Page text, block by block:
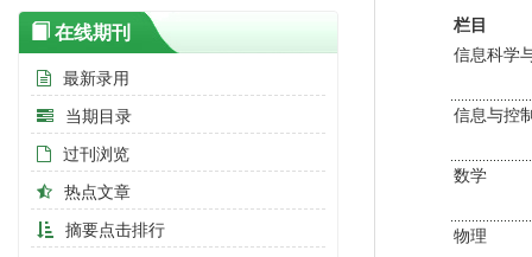
栏目
信息科学
信息与控
数学
物理
在线期刊
最新录用
当期目录
过刊浏览
热点文章
摘要点击排行